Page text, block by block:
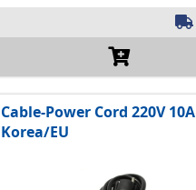
Cable-Power Cord 220V 10A
Korea/EU